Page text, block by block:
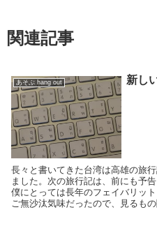
関連記事
あそぶ hang out 新し
長々と書いてきた台湾は高雄の旅
ました。次の旅行記は、前にも予
僕にとっては長年のフェイバリッ
ご無沙汰気味だったので、見るも